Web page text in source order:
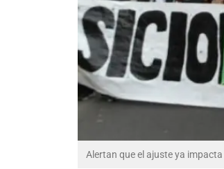
Alertan que el ajuste ya